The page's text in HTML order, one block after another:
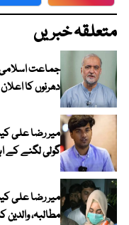
متعلقہ خبریں
دھرنوں کا اعلان
میر رضا علی
گولی لگنے کے
میر رضا علی
مطالبہ، والدین